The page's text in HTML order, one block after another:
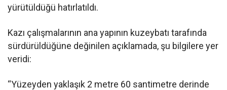
yürütüldüğü hatırlatıldı.
Kazı çalışmalarının ana yapının kuzeybatı tarafında
sürdürüldüğüne değinilen açıklamada, şu bilgilere yer
veridi:
“Yüzeyden yaklaşık 2 metre 60 santimetre derinde